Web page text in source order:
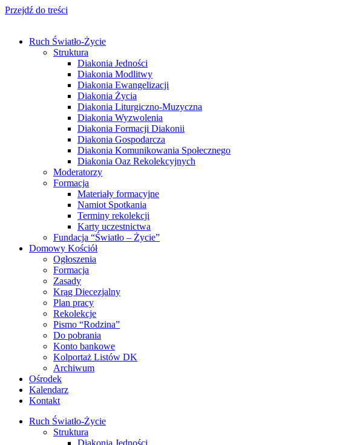
Przejdź do treści
Ruch Światło-Życie
Struktura
Diakonia Jedności
Diakonia Modlitwy
Diakonia Ewangelizacji
Diakonia Życia
Diakonia Liturgiczno-Muzyczna
Diakonia Wyzwolenia
Diakonia Formacji Diakonii
Diakonia Gospodarcza
Diakonia Komunikowania Społecznego
Diakonia Oaz Rekolekcyjnych
Moderatorzy
Formacja
Materiały formacyjne
Namiot Spotkania
Terminy rekolekcji
Karty uczestnictwa
Fundacja “Światło – Życie”
Domowy Kościół
Ogłoszenia
Formacja
Zasady
Krąg Diecezjalny
Plan pracy
Rekolekcje
Pismo “Rodzina”
Do pobrania
Konto bankowe
Kolportaż Listów DK
Archiwum
Ośrodek
Kalendarz
Kontakt
Ruch Światło-Życie
Struktura
Diakonia Jedności